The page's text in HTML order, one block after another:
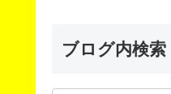
ブログ内検索